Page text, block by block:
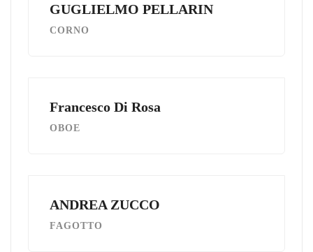
GUGLIELMO PELLARIN
CORNO
Francesco Di Rosa
OBOE
ANDREA ZUCCO
FAGOTTO